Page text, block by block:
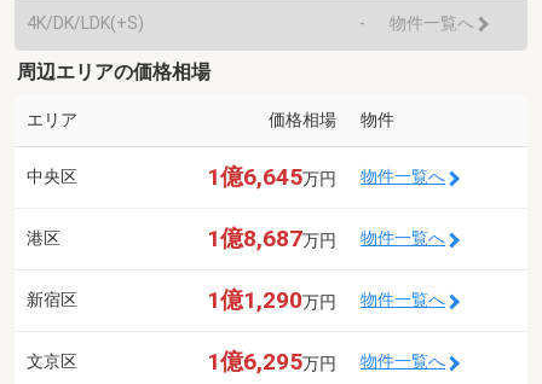
4K/DK/LDK(+S) - 物件一覧へ
周辺エリアの価格相場
エリア 価格相場 物件
中央区 1億6,645万円 物件一覧へ
港区 1億8,687万円 物件一覧へ
新宿区 1億1,290万円 物件一覧へ
文京区 1億6,295万円 物件一覧へ